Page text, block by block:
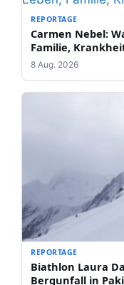
REPORTAGE
Carmen Nebel:
Familie,
8 Aug. 2026
REPORTAGE
Biathlon Laura
Bergunfall in